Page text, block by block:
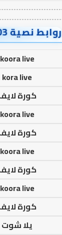
روابط نصية AA4203
koora live
kora live
كورة
koora live
كورة
koora live
كورة
koora live
كورة
يلا شوت